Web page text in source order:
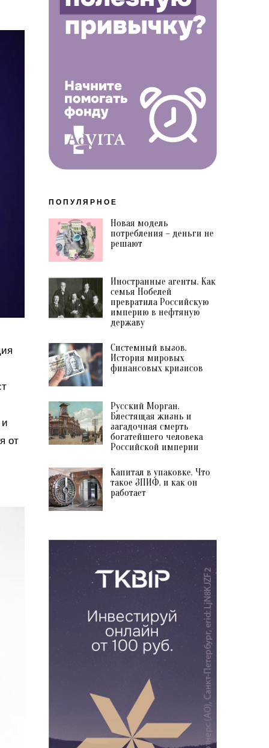
от
ПОПУЛЯРНОЕ
Новая модель
потребления – деньги не
решают
Иностранные агенты. Как
семья Нобелей
превратила Российскую
империю в нефтяную
державу
Системный вызов.
История мировых
финансовых кризисов
Русский Морган.
Блестящая жизнь и
загадочная смерть
богатейшего человека
Российской империи
Капитал в упаковке. Что
такое ЗПИФ, и как он
работает